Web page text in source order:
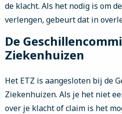
de klacht. Als het nodig is om
verlengen, gebeurt dat in
De
Ziekenhuizen
Het ETZ is aangesloten bij de
Ziekenhuizen. Als je het niet
over je klacht of claim is het